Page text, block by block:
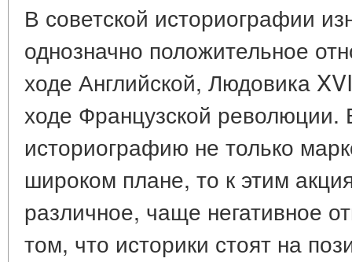
В советской историографии
однозначно положительное
ходе Английской, Людовика
ходе Французской революции.
историографию не только
широком плане, то к этим
различное, чаще негативное
том, что историки стоят на